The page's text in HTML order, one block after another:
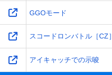
GGOモード
スコードロンバトル［CZ］
アイキャッチでの示唆